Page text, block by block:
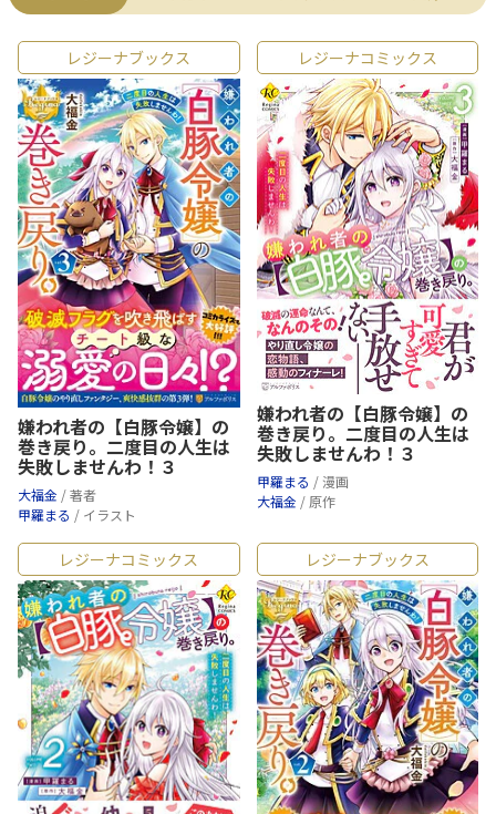
レジーナブックス
嫌われ者の【白豚令嬢】の
巻き戻り。二度目の人生は
失敗しませんわ！３
大福金 / 著者
甲羅まる / イラスト
レジーナコミックス
嫌われ者の【白豚令嬢】の
巻き戻り。二度目の人生は
失敗しませんわ！３
甲羅まる / 漫画
大福金 / 原作
レジーナコミックス レジーナブックス